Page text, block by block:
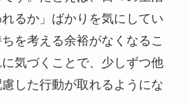
るか」ばかりを気にしてい
を考える余裕がなくなるこ
気づくことで、少しずつ他
した行動が取れるようにな